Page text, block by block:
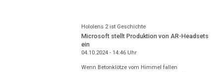
Hololens 2 ist Geschichte
Microsoft stellt Produktion von AR-Headsets
ein
04.10.2024 - 14:46Uhr
Wenn Betonklötze vom Himmel fallen